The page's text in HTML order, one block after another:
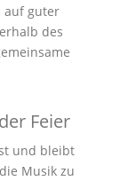
auf guter
des
Feier
und bleibt
Musik zu